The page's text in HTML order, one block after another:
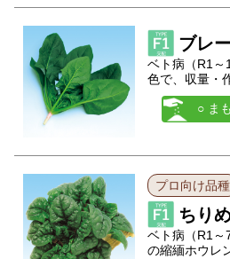
ブレ
ベト病（R1～
色で、収量・
○ ま
プロ向け品種
ちり
ベト病（R1～
の縮緬ホウレ